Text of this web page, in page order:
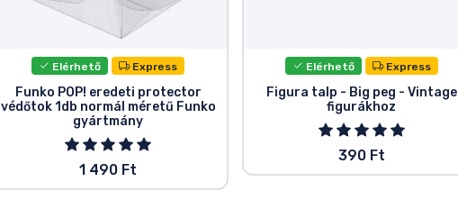
Elérhető Express
Funko POP! eredeti protector
védőtok 1db normál méretű Funko
gyártmány
1 490 Ft
Elérhető Express
Figura talp - Big peg - Vintage
figurákhoz
390 Ft